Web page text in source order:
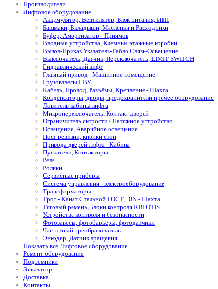
Производители
Лифтовое оборудование
Аккумулятор, Вентилятор, Блок питания, ИБП
Башмаки, Вкладыши, Маслёнки и Расходники
Буфер, Амортизатор - Приямок
Вводные устройства, Клемные этажные коробки
Вызов-Приказ Указатель-Табло Связь-Освещение
Выключатель, Датчик, Переключатель, LIMIT SWITCH
Гидравлический лифт
Главный привод - Машинное помещение
Грузовзвесы ГВУ
Кабель, Провод, Разъёмы, Крепление - Шахта
Конденсаторы, диоды, предохранители прочее оборудование
Ловитель кабины лифта
Микропереключатель, Контакт дверей
Ограничитель скорости / Натяжное устройство
Освещение, Аварийное освещение
Пост ревизии, кнопки стоп
Привода дверей лифта - Кабина
Пускатели, Контакторы
Реле
Ролики
Сервисные приборы
Система управления - электрооборудование
Трансформаторы
Трос - Канат Стальной ГОСТ, DIN - Шахта
Тяговый ремень, Блоки контроля RBI OTIS
Устройства контроля и безопасности
Фотозавесы, фотобарьеры, фотодатчики
Частотный преобразователь
Энкодер, Датчик вращения
Показать все Лифтовое оборудование
Ремонт оборудования
Подъёмники
Эскалатор
Доставка
Контакты